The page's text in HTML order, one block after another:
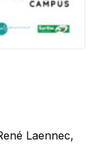
Laennec,